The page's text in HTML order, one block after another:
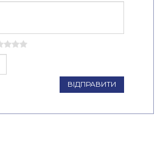
ВІДПРАВИТИ